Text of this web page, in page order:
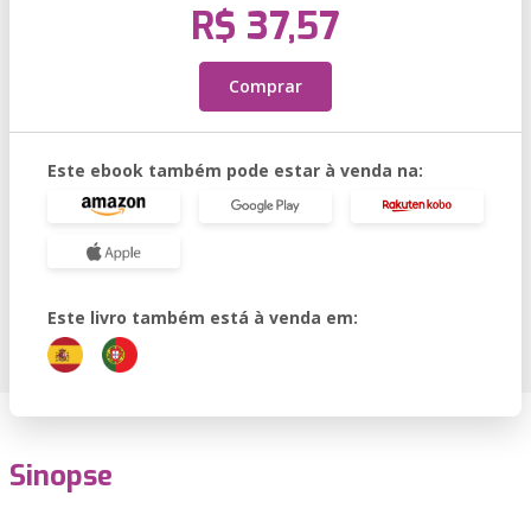
R$ 37,57
Comprar
Este ebook também pode estar à venda na:
Este livro também está à venda em:
Sinopse